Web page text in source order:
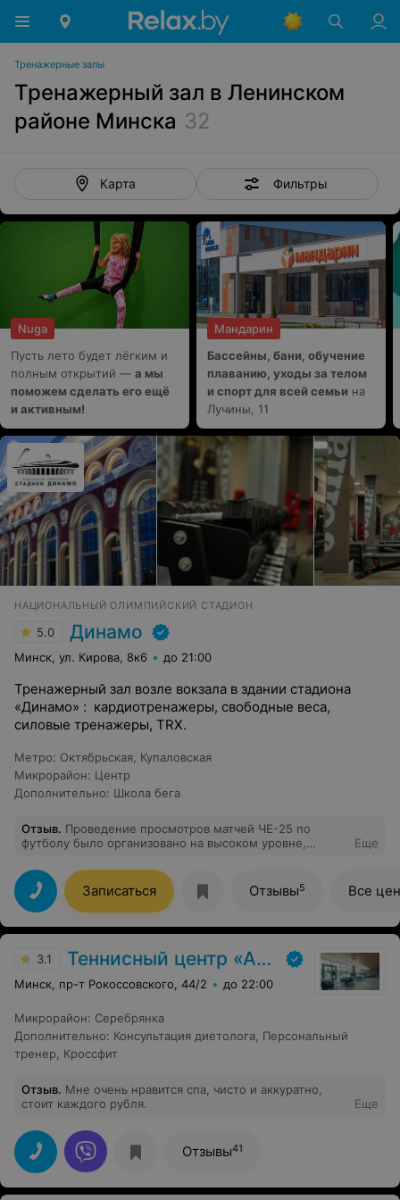
Тренажерные залы
Тренажерный зал в Ленинском
районе Минска 32
Карта Фильтры
Nuga
Пусть лето будет лёгким и
полным открытий — а мы
поможем сделать его ещё
и активным!
Мандарин
Бассейны, бани, обучение
плаванию, уходы за телом
и спорт для всей семьи на
Лучины, 11
НАЦИОНАЛЬНЫЙ ОЛИМПИЙСКИЙ СТАДИОН
5.0 Динамо
Минск, ул. Кирова, 8к6 до 21:00
Тренажерный зал возле вокзала в здании стадиона
«Динамо» : кардиотренажеры, свободные веса,
силовые тренажеры, TRX.
Метро: Октябрьская Купаловская
Микрорайон: Центр
Дополнительно: Школа бега
Отзыв. Проведение просмотров матчей ЧЕ-25 по
футболу было организовано на высоком уровне,
питания, удобное размещение зрителей, доступная
парковка. Однозначно 5 заезд!
Еще
Записаться Отзывы5 Все
3.1 Теннисный центр «Аква-Минск»
Минск, пр-т Рокоссовского, 44/2 до 22:00
Микрорайон: Серебрянка
Дополнительно: Консультация диетолога Персональный
тренер
Кроссфит
Отзыв. Мне очень нравится спа, чисто и аккуратно,
стоит каждого рубля.
Еще
Отзывы41